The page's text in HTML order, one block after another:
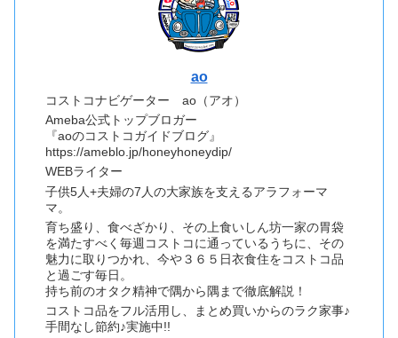
ao
コストコナビゲーター ao（アオ）
Ameba公式トップブロガー
『aoのコストコガイドブログ』
https://ameblo.jp/honeyhoneydip/
WEBライター
子供5人+夫婦の7人の大家族を支えるアラフォーマ
マ。
育ち盛り、食べざかり、その上食いしん坊一家の胃袋
を満たすべく毎週コストコに通っているうちに、その
魅力に取りつかれ、今や３６５日衣食住をコストコ品
と過ごす毎日。
持ち前のオタク精神で隅から隅まで徹底解説！
コストコ品をフル活用し、まとめ買いからのラク家事♪
手間なし節約♪実施中!!